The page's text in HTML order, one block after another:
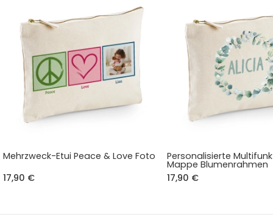
Mehrzweck-Etui Peace & Love Foto
17,90 €
Personalisierte
Mappe Blumenrahmen
17,90 €